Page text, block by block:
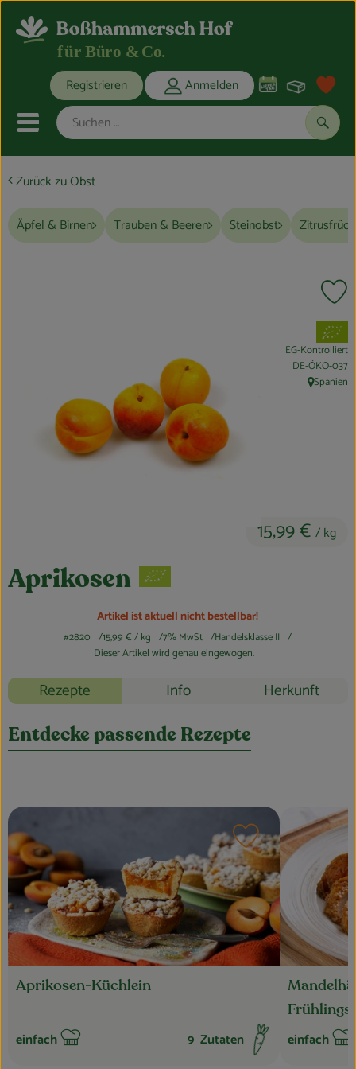
Registrieren Anmelden
Mobiles Menu öffnen oder
Obst & Gemüse
Frühstückspause
Feierlichkeiten & Geschenke
Nützliches
Großküche
Zurück zu Obst
Äpfel & Birnen Trauben & Beeren Steinobst
Aprikosen
15,99 € / kg
, Verband:
EG-Kontrolliert
, Kontrollstelle:
DE-ÖKO-037
, Herkunft:
Spanien
Artikel ist aktuell nicht bestellbar!
#2820 15,99 €/ kg 7% MwSt
Handelsklasse II
Dieser Artikel wird genau eingewogen.
Rezepte Info Herkunft
Entdecke passende Rezepte
Aprikosen-Küchlein
Schwierigkeit:
einfach 9 Zutaten
Rezept zu
einfach